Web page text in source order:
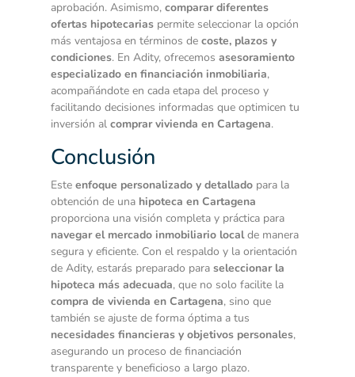
aprobación. Asimismo, comparar diferentes
ofertas hipotecarias permite seleccionar la opción
más ventajosa en términos de coste, plazos y
condiciones. En Adity, ofrecemos asesoramiento
especializado en financiación inmobiliaria,
acompañándote en cada etapa del proceso y
facilitando decisiones informadas que optimicen tu
inversión al comprar vivienda en Cartagena.
Conclusión
Este enfoque personalizado y detallado para la
obtención de una hipoteca en Cartagena
proporciona una visión completa y práctica para
navegar el mercado inmobiliario localde manera
segura y eficiente. Con el respaldo y la orientación
de Adity, estarás preparado para seleccionar la
hipoteca más adecuada, que no solo facilite la
compra de vivienda en Cartagena, sino que
también se ajuste de forma óptima a tus
necesidades financieras y objetivos personales,
asegurando un proceso de financiación
transparente y beneficioso a largo plazo.